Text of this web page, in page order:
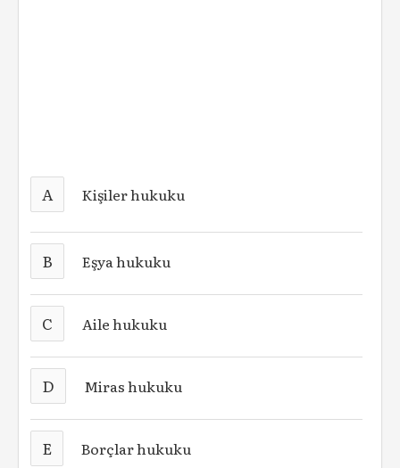
A Kişiler hukuku
B Eşya hukuku
C Aile hukuku
D Miras hukuku
E Borçlar hukuku